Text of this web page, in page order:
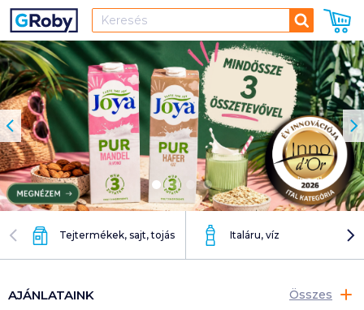
Keresés
Tejtermékek, sajt, tojás Italáru, víz
AJÁNLATAINK Összes